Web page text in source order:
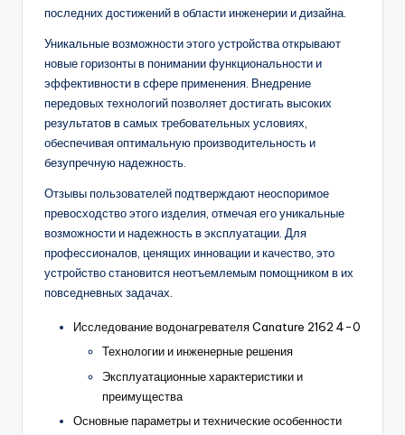
последних достижений в области инженерии и дизайна.
Уникальные возможности этого устройства открывают
новые горизонты в понимании функциональности и
эффективности в сфере применения. Внедрение
передовых технологий позволяет достигать высоких
результатов в самых требовательных условиях,
обеспечивая оптимальную производительность и
безупречную надежность.
Отзывы пользователей подтверждают неоспоримое
превосходство этого изделия, отмечая его уникальные
возможности и надежность в эксплуатации. Для
профессионалов, ценящих инновации и качество, это
устройство становится неотъемлемым помощником в их
повседневных задачах.
Исследование водонагревателя Canature 2162 4-0
Технологии и инженерные решения
Эксплуатационные характеристики и
преимущества
Основные параметры и технические особенности